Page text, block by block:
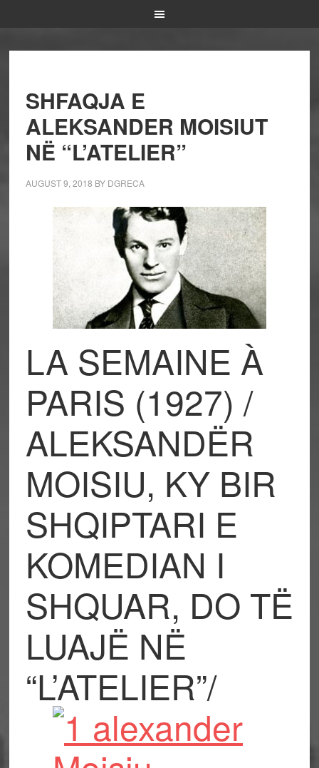
SHFAQJA E
ALEKSANDER MOISIUT
NË “L’ATELIER”
AUGUST 9, 2018 BY DGRECA
LA SEMAINE À
PARIS (1927) /
ALEKSANDËR
MOISIU, KY BIR
SHQIPTARI E
KOMEDIAN I
SHQUAR, DO TË
LUAJË NË
“L’ATELIER”/